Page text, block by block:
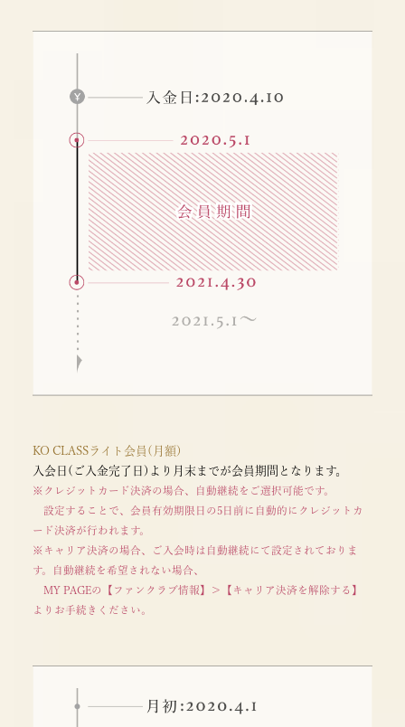
KO CLASSライト会員(月額)
入会日(ご入金完了日)より月末までが会員期間となります。
※クレジットカード決済の場合、自動継続をご選択可能です。
設定することで、会員有効期限日の5日前に自動的にクレジットカ
ード決済が行われます。
※キャリア決済の場合、ご入会時は自動継続にて設定されておりま
す。自動継続を希望されない場合、
MY PAGEの【ファンクラブ情報】＞【キャリア決済を解除する】
よりお手続きください。